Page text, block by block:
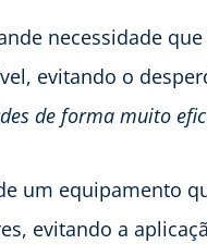
necessidade
evitando o
de forma muito
um equipamento
evitando a